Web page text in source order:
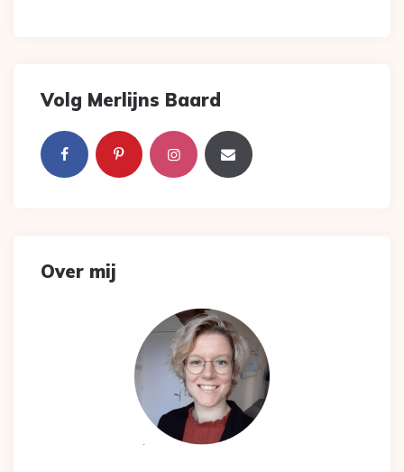
Volg Merlijns Baard
Over mij